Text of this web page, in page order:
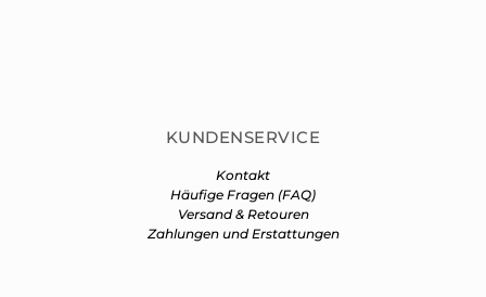
KUNDENSERVICE
Kontakt
Häufige Fragen (FAQ)
Versand & Retouren
Zahlungen und Erstattungen